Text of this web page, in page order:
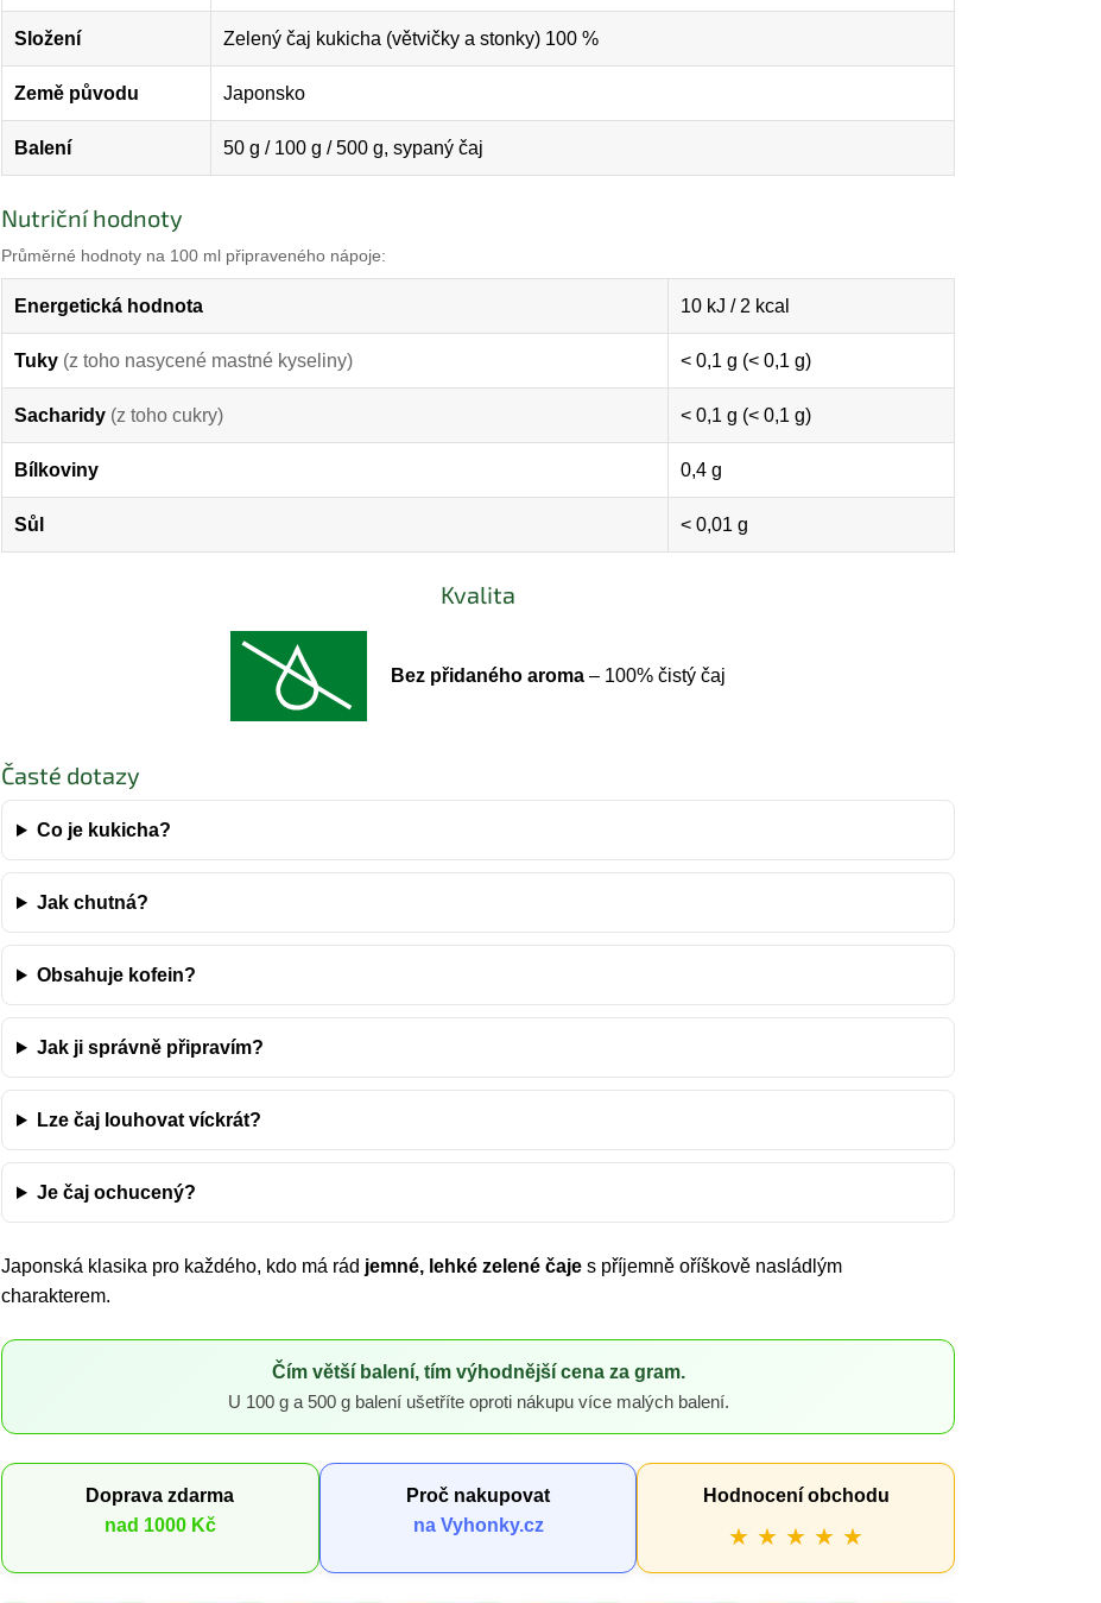
Složení Zelený čaj kukicha (větvičky a stonky) 100 %
Země původu Japonsko
Balení 50 g / 100 g / 500 g, sypaný čaj
Nutriční hodnoty
Průměrné hodnoty na 100 ml připraveného nápoje:
Energetická hodnota 10 kJ / 2 kcal
Tuky (z toho nasycené mastné kyseliny) < 0,1 g (< 0,1 g)
Sacharidy (z toho cukry) < 0,1 g (< 0,1 g)
Bílkoviny 0,4 g
Sůl < 0,01 g
Kvalita
Bez přidaného aroma – 100% čistý čaj
Časté dotazy
Co je kukicha?
Jak chutná?
Obsahuje kofein?
Jak ji správně připravím?
Lze čaj louhovat víckrát?
Je čaj ochucený?
Japonská klasika pro každého, kdo má rád jemné, lehké zelené čaje s příjemně oříškově nasládlým
charakterem.
Čím větší balení, tím výhodnější cena za gram.
U 100 g a 500 g balení ušetříte oproti nákupu více malých balení.
Doprava zdarma
nad 1000 Kč
Proč nakupovat
na Vyhonky.cz
Hodnocení obchodu
★ ★ ★ ★ ★